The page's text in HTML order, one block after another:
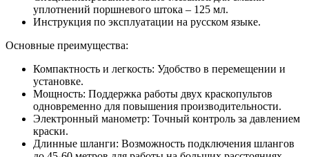
уплотнений поршневого штока – 125 мл.
Инструкция по эксплуатации на русском языке.
Основные преимущества:
Компактность и легкость: Удобство в перемещении и
установке.
Мощность: Поддержка работы двух краскопультов
одновременно для повышения производительности.
Электронный манометр: Точный контроль за давлением
краски.
Длинные шланги: Возможность подключения шлангов